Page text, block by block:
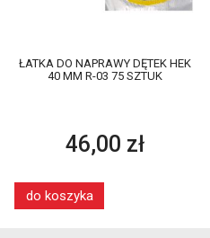
ŁATKA DO NAPRAWY DĘTEK HEK
40 MM R-03 75 SZTUK
46,00 zł
do koszyka